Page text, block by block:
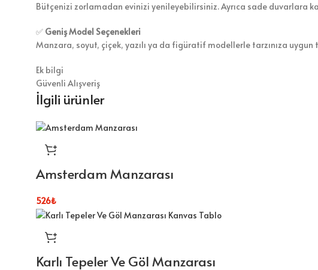
Bütçenizi zorlamadan evinizi yenileyebilirsiniz. Ayrıca sade duvarlara
✅ Geniş Model Seçenekleri
Manzara, soyut, çiçek, yazılı ya da figüratif modellerle tarzınıza
Ek bilgi
Güvenli Alışveriş
İlgili ürünler
Amsterdam Manzarası
526₺
Karlı Tepeler Ve Göl Manzarası